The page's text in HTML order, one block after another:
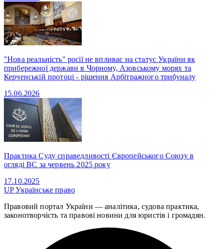
"Нова реальність" росії не впливає на статус України як
прибережної держави в Чорному, Азовському морях та
Керченській протоці - рішення Арбітражного трибуналу
15.06.2026
Практика Суду справедливості Європейського Союзу в
огляді ВС за червень 2025 року
17.10.2025
UPУкраїнське право
Правовий портал України — аналітика, судова практика,
законотворчість та правові новини для юристів і громадян.